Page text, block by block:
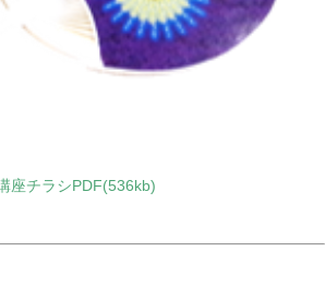
座チラシPDF(536kb)